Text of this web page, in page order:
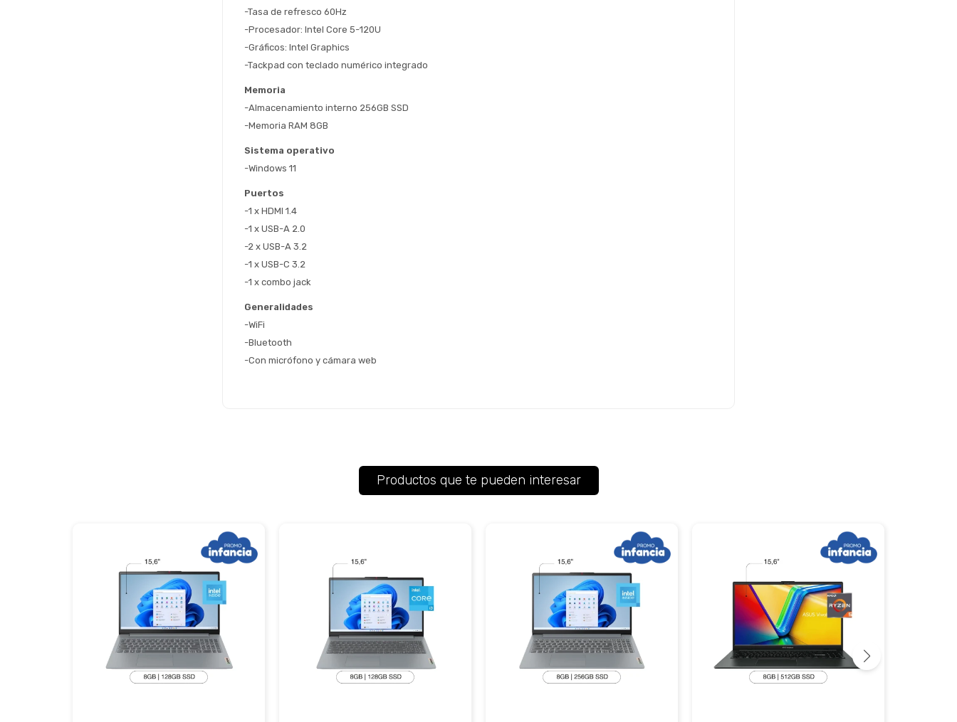
-Tasa de refresco 60Hz
-Procesador: Intel Core 5-120U
-Gráficos: Intel Graphics
-Tackpad con teclado numérico integrado
Memoria
-Almacenamiento interno 256GB SSD
-Memoria RAM 8GB
Sistema operativo
-Windows 11
Puertos
-1 x HDMI 1.4
-1 x USB-A 2.0
-2 x USB-A 3.2
-1 x USB-C 3.2
-1 x combo jack
Generalidades
-WiFi
-Bluetooth
-Con micrófono y cámara web
Productos que te pueden interesar